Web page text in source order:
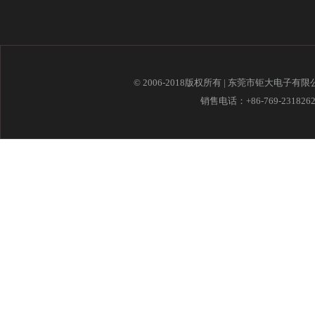
© 2006-2018版权所有 | 东莞市钜大电子有
销售电话：+86-769-